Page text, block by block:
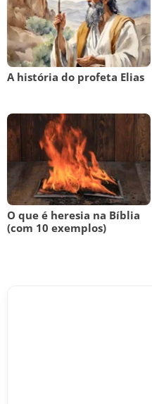
A história do profeta Elias
O que é heresia na Bíblia
(com 10 exemplos)